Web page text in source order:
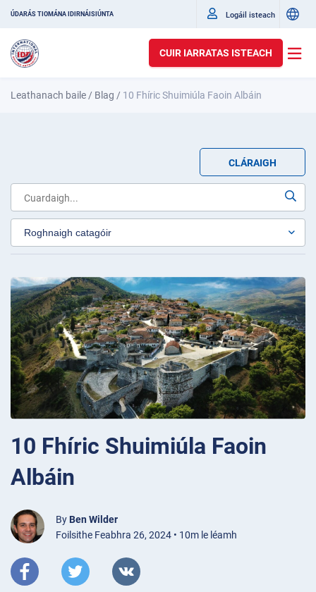
ÚDARÁS TIOMÁNA IDIRNÁISIÚNTA Logáil isteach
CUIR IARRATAS ISTEACH
Leathanach baile / Blag / 10 Fhíric Shuimiúla Faoin Albáin
CLÁRAIGH
10 Fhíric Shuimiúla Faoin
Albáin
By Ben Wilder
Foilsithe Feabhra 26, 2024 • 10m le léamh